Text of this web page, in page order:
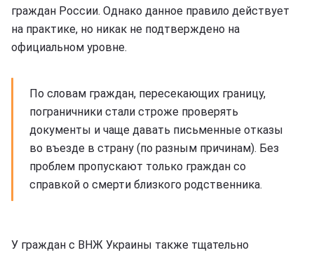
граждан России. Однако данное правило действует
на практике, но никак не подтверждено на
официальном уровне.
По словам граждан, пересекающих границу,
пограничники стали строже проверять
документы и чаще давать письменные отказы
во въезде в страну (по разным причинам). Без
проблем пропускают только граждан со
справкой о смерти близкого родственника.
У граждан с ВНЖ Украины также тщательно